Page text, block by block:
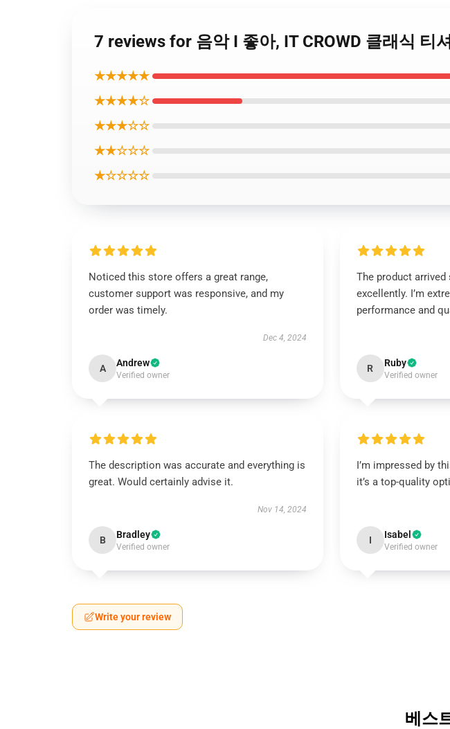
7 reviews for 음악 I 좋아, IT CROWD 클래식 티
★★★★★
★★★★☆
★★★☆☆
★★☆☆☆
★☆☆☆☆
Noticed this store offers a great range,
customer support was responsive, and my
order was timely.
Dec 4, 2024
A Andrew
Verified owner
The product
excellently. I’m
performance and
R Ruby
Verified owner
The description was accurate and everything is
great. Would certainly advise it.
Nov 14, 2024
B Bradley
Verified owner
I’m impressed by
it’s a top-quality
I Isabel
Verified owner
Write your review
베스